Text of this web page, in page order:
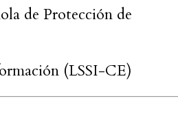
de Protección de
(LSSI-CE)